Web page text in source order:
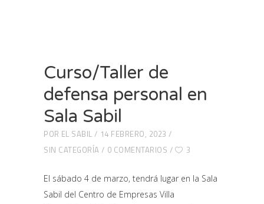
Curso/Taller de
defensa personal en
Sala Sabil
POR EL SABIL
14 FEBRERO, 2023
SIN CATEGORÍA
0 COMENTARIOS 3
El sábado 4 de marzo, tendrá lugar en la Sala
Sabil del Centro de Empresas Villa